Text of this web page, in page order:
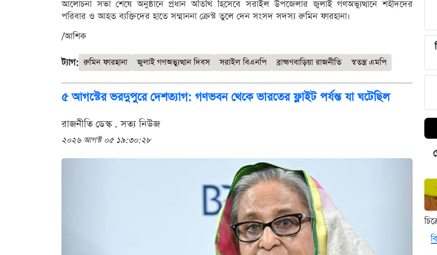
আলোচনা সভা শেষে অনুষ্ঠানে প্রধান অতিথি হিসেবে সরাইল উপজেলার জুলাই গণঅভ্যুত্থানে শহীদদের
পরিবার ও আহত ব্যক্তিদের হাতে সম্মাননা ক্রেস্ট তুলে দেন সংসদ সদস্য রুমিন ফারহানা।
/আশিক
ট্যাগ: রুমিন ফারহানা জুলাই গণঅভ্যুত্থান দিবস সরাইল বিএনপি ব্রাহ্মণবাড়িয়া রাজনীতি স্বতন্ত্র এমপি
৫ আগস্টের ভরদুপুরে দেশত্যাগ: গণভবন থেকে ভারতের ফ্লাইট পর্যন্ত যা ঘটেছিল
রাজনীতি ডেস্ক . সত্য নিউজ
২০২৬ আগস্ট ০৫ ১৯:৩০:২৮